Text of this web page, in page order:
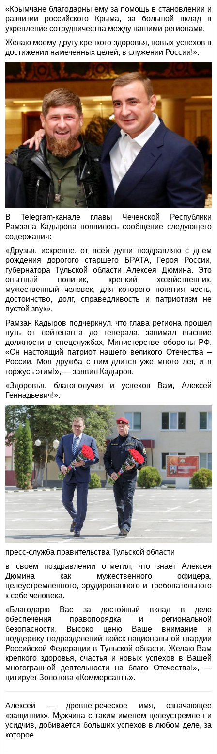
«Крымчане благодарны ему за помощь в становлении и
развитии российского Крыма, за большой вклад в
укрепление сотрудничества между нашими регионами.
Желаю моему другу крепкого здоровья, новых успехов в
достижении намеченных целей, в служении России!».
В Telegram-канале главы Чеченской Республики
Рамзана Кадырова появилось сообщение следующего
содержания:
«Друзья, искренне, от всей души поздравляю с днем
рождения дорогого старшего БРАТА, Героя России,
губернатора Тульской области Алексея Дюмина. Это
опытный политик, крепкий хозяйственник,
мужественный человек, для которого понятия честь,
достоинство, долг, справедливость и патриотизм не
пустой звук».
Рамзан Кадыров подчеркнул, что глава региона прошел
путь от лейтенанта до генерала, занимал высшие
должности в спецслужбах, Министерстве обороны РФ.
«Он настоящий патриот нашего великого Отечества –
России. Моя дружба с ним длится уже много лет, и я
горжусь этим!», — заявил Кадыров.
«Здоровья, благополучия и успехов Вам, Алексей
Геннадьевич!».
пресс-служба правительства Тульской области
в своем поздравлении отметил, что знает Алексея
Дюмина как мужественного офицера,
целеустремленного, эрудированного и требовательного
к себе человека.
«Благодарю Вас за достойный вклад в дело
обеспечения правопорядка и региональной
безопасности. Высоко ценю Ваше внимание и
поддержку подразделений войск национальной гвардии
Российской Федерации в Тульской области. Желаю Вам
крепкого здоровья, счастья и новых успехов в Вашей
многогранной деятельности на благо Отечества!», —
цитирует Золотова «Коммерсантъ».
Алексей — древнегреческое имя, означающее
«защитник». Мужчина с таким именем целеустремлен и
усидчив, добивается больших успехов в любом деле, за
которое